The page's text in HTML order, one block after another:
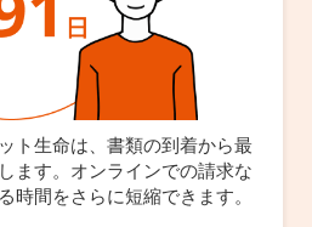
ト生命は、書類の到着から最
ます。オンラインでの請求な
時間をさらに短縮できます。